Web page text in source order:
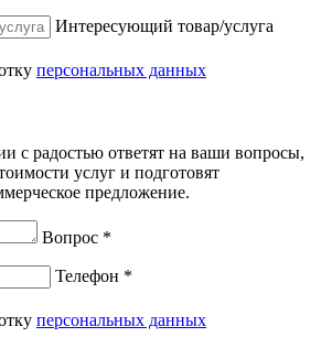
Интересующий товар/услуга
персональных данных
с радостью ответят на ваши вопросы,
услуг и подготовят
предложение.
Вопрос *
Телефон *
персональных данных